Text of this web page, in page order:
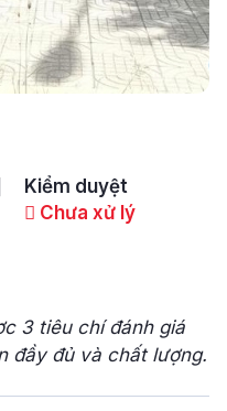
Kiểm duyệt
Chưa xử lý
3 tiêu chí đánh giá
đầy đủ và chất lượng.